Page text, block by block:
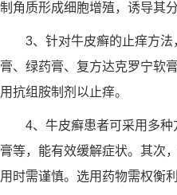
制角质形成细胞增殖，诱导其
3、针对牛皮癣的止痒方
膏、绿药膏、复方达克罗宁软
用抗组胺制剂以止痒。
4、牛皮癣患者可采用多
膏等，能有效缓解症状。其次
用时需谨慎。选用药物需权衡利